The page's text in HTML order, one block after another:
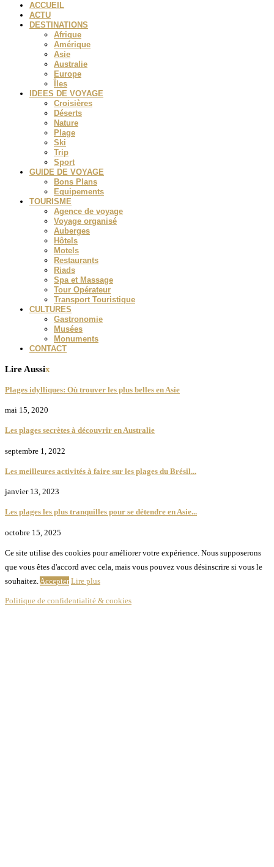
ACCUEIL
ACTU
DESTINATIONS
Afrique
Amérique
Asie
Australie
Europe
Îles
IDEES DE VOYAGE
Croisières
Déserts
Nature
Plage
Ski
Trip
Sport
GUIDE DE VOYAGE
Bons Plans
Equipements
TOURISME
Agence de voyage
Voyage organisé
Auberges
Hôtels
Motels
Restaurants
Riads
Spa et Massage
Tour Opérateur
Transport Touristique
CULTURES
Gastronomie
Musées
Monuments
CONTACT
Lire Aussix
Plages idylliques: Où trouver les plus belles en Asie
mai 15, 2020
Les plages secrètes à découvrir en Australie
septembre 1, 2022
Les meilleures activités à faire sur les plages du Brésil...
janvier 13, 2023
Les plages les plus tranquilles pour se détendre en Asie...
octobre 15, 2025
Ce site utilise des cookies pour améliorer votre expérience. Nous supposerons
que vous êtes d'accord avec cela, mais vous pouvez vous désinscrire si vous le
souhaitez. Accepter Lire plus
Politique de confidentialité & cookies